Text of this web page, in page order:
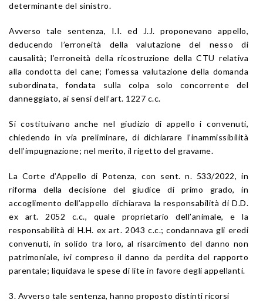
determinante del sinistro.
Avverso tale sentenza, I.I. ed J.J. proponevano appello,
deducendo l’erroneità della valutazione del nesso di
causalità; l’erroneità della ricostruzione della CTU relativa
alla condotta del cane; l’omessa valutazione della domanda
subordinata, fondata sulla colpa solo concorrente del
danneggiato, ai sensi dell’art. 1227 c.c.
Si costituivano anche nel giudizio di appello i convenuti,
chiedendo in via preliminare, di dichiarare l’inammissibilità
dell’impugnazione; nel merito, il rigetto del gravame.
La Corte d’Appello di Potenza, con sent. n. 533/2022, in
riforma della decisione del giudice di primo grado, in
accoglimento dell’appello dichiarava la responsabilità di D.D.
ex art. 2052 c.c., quale proprietario dell’animale, e la
responsabilità di H.H. exart. 2043 c.c.; condannava gli eredi
convenuti, in solido tra loro, al risarcimento del danno non
patrimoniale, ivi compreso il danno da perdita del rapporto
parentale; liquidava le spese di lite in favore degli appellanti.
3. Avverso tale sentenza, hanno proposto distinti ricorsi